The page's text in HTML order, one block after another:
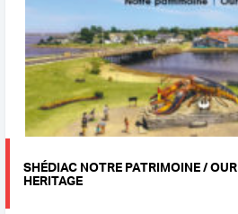
SHÉDIAC NOTRE PATRIMOINE / OUR
HERITAGE